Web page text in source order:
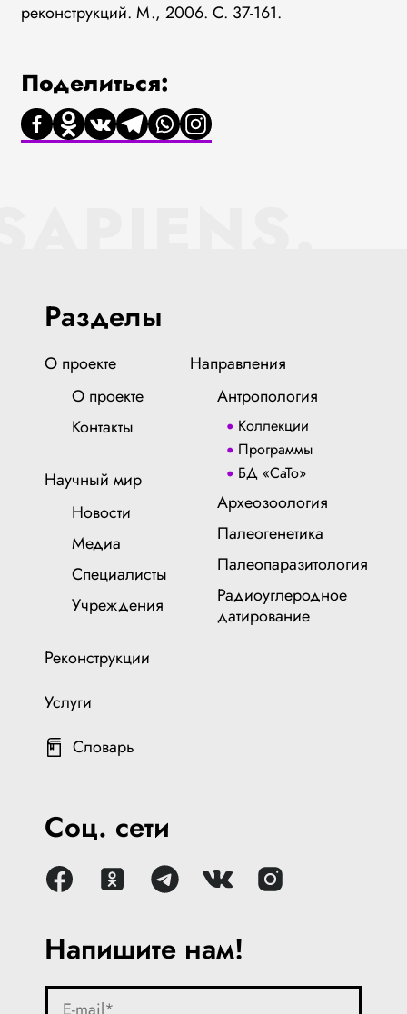
реконструкций. М., 2006. С. 37-161.
Поделиться:
Напишите нам!
Разделы
О проекте
О проекте
Контакты
Научный мир
Новости
Медиа
Специалисты
Учреждения
Реконструкции
Услуги
Словарь
Направления
Антропология
Коллекции
Программы
БД «СаТо»
Археозоология
Палеогенетика
Палеопаразитология
Радиоуглеродное
датирование
Соц. сети